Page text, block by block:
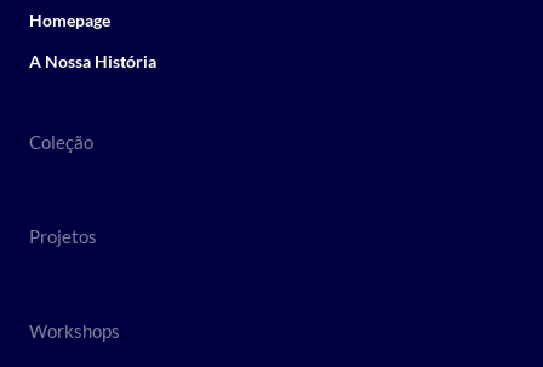
Homepage
A Nossa História
Coleção
Projetos
Workshops